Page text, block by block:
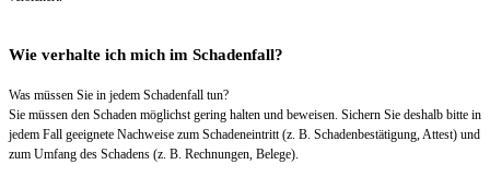
Wie verhalte ich mich im Schadenfall?
Was müssen Sie in jedem Schadenfall tun?
Sie müssen den Schaden möglichst gering halten und beweisen. Sichern Sie deshalb bitte in
jedem Fall geeignete Nachweise zum Schadeneintritt (z. B. Schadenbestätigung, Attest) und
zum Umfang des Schadens (z. B. Rechnungen, Belege).